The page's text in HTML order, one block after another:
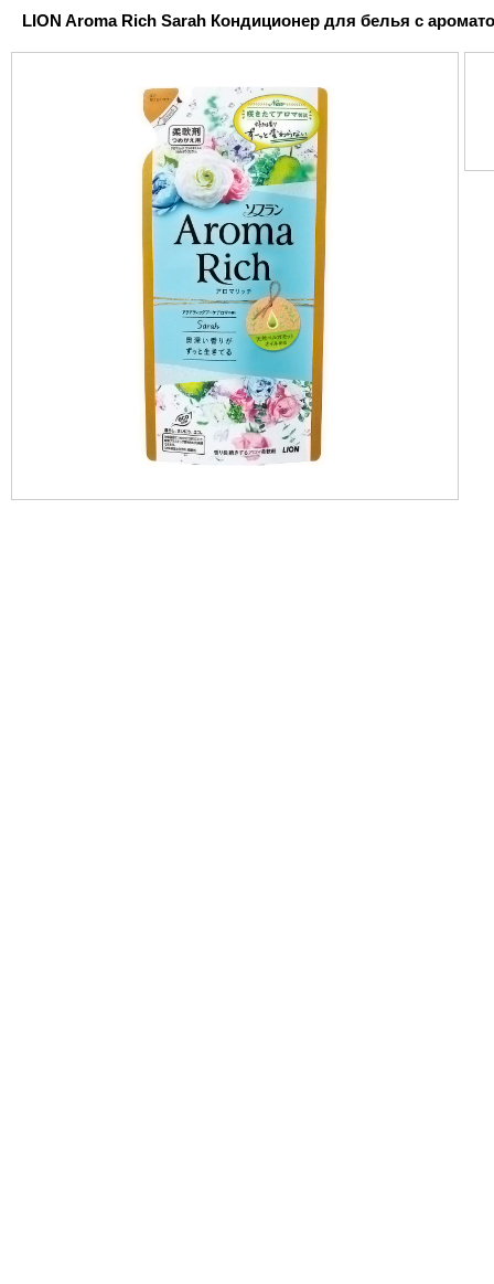
LION Aroma Rich Sarah Кондиционер для белья с